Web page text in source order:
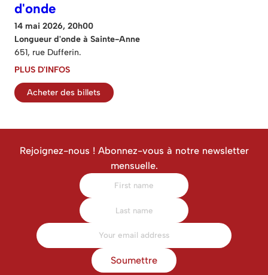
d'onde
14 mai 2026, 20h00
Longueur d'onde à Sainte-Anne
651, rue Dufferin.
PLUS D'INFOS
Acheter des billets
Rejoignez-nous ! Abonnez-vous à notre newsletter
mensuelle.
Soumettre